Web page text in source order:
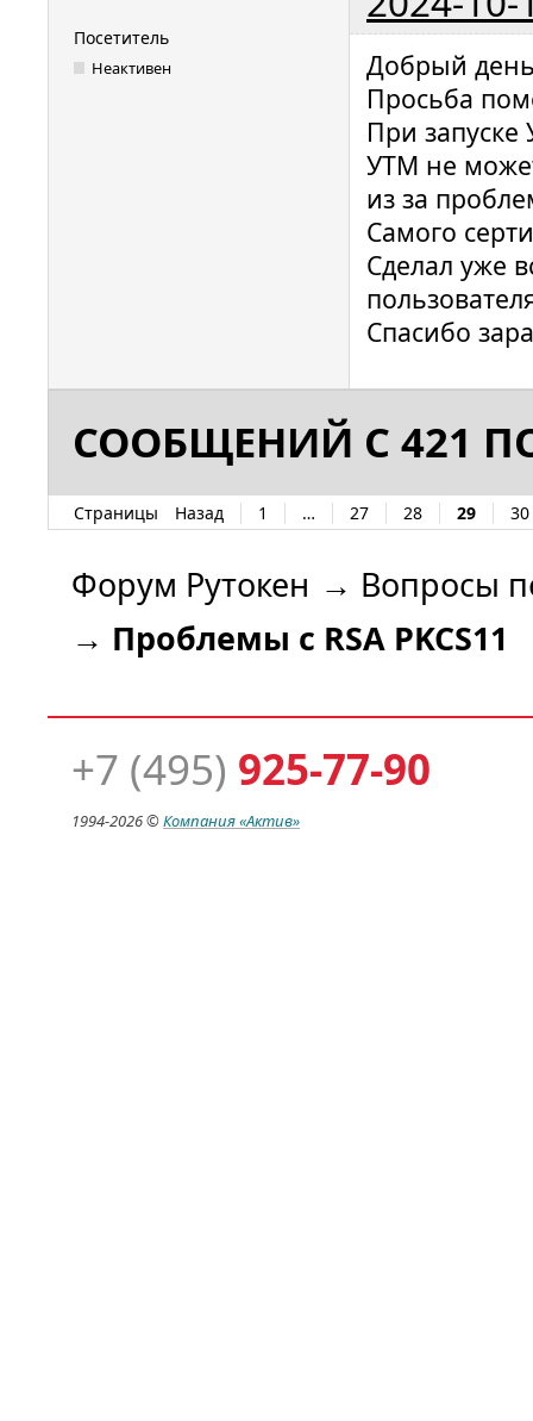
Посетитель
Неактивен
Добрый
Просьба
При
УТМ не
из за
Самого
Сделал уже
Спасибо
СООБЩЕНИЙ С 421
Страницы Назад 1 … 27 28 29 30
Форум Рутокен → Вопросы
→ Проблемы с RSA PKCS11
+7 (495) 925-77-90
1994-2026 ©Компания«Актив»